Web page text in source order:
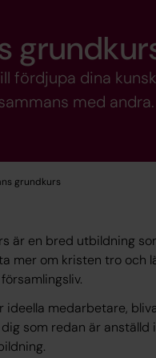
grundkurs
fördjupa dina
med andra.
är en bred utbildning
mer om kristen tro och
ideella medarbetare,
som redan är anställd